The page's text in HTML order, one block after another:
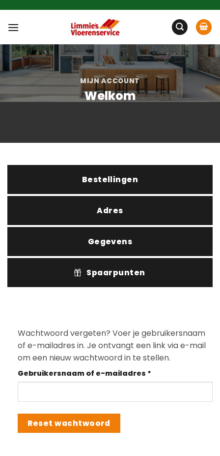
inhoud
MIJN ACCOUNT
Welkom
Bestellingen
Adres
Gegevens
Spaarpunten
Wachtwoord vergeten? Voer je gebruikersnaam
of e-mailadres in. Je ontvangt een link via e-mail
om een nieuw wachtwoord in te stellen.
Gebruikersnaam of e-mailadres *Vereist
Reset wachtwoord